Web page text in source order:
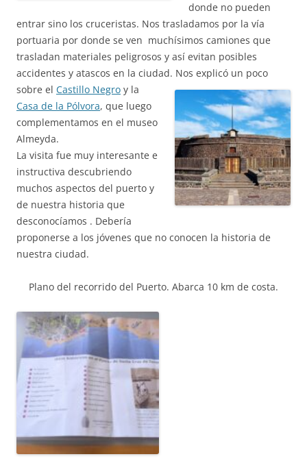
donde no pueden
entrar sino los cruceristas. Nos trasladamos por la vía
portuaria por donde se ven muchísimos camiones que
trasladan materiales peligrosos y así evitan posibles
accidentes y atascos en la ciudad. Nos explicó un poco
sobre el Castillo Negro y la
Casa de la Pólvora, que luego
complementamos en el museo
Almeyda.
La visita fue muy interesante e
instructiva descubriendo
muchos aspectos del puerto y
de nuestra historia que
desconocíamos . Debería
proponerse a los jóvenes que no conocen la historia de
nuestra ciudad.
Plano del recorrido del Puerto. Abarca 10 km de costa.